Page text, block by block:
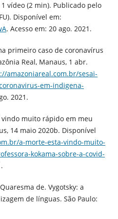
vídeo (2 min). Publicado pelo
Disponível em:
. Acesso em: 20 ago. 2021.
primeiro caso de coronavírus
Real, Manaus, 1 abr.
amazoniareal.com.br/sesai-
em-indigena-
2021.
vindo muito rápido em meu
14 maio 2020b. Disponível
a-morte-esta-vindo-muito-
kokama-sobre-a-covid-
Quaresma de. Vygotsky: a
de línguas. São Paulo: